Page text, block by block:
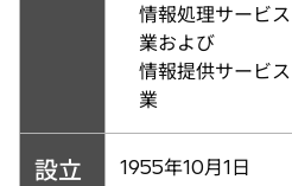
情報処理サービス
業および
情報提供サービス
業
設立
1955年10月1日